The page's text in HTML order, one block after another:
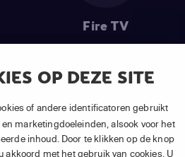
OP DEZE SITE
of andere identificatoren gebruikt
marketingdoeleinden, alsook voor het
inhoud. Door te klikken op de knop
akkoord met het gebruik van cookies. U
Fire TV
: Geldig op alle nieuwe abonnementen
Light, Basic of Plus.
: Incl. BTW.
voorvolgende zendersafhankelijk